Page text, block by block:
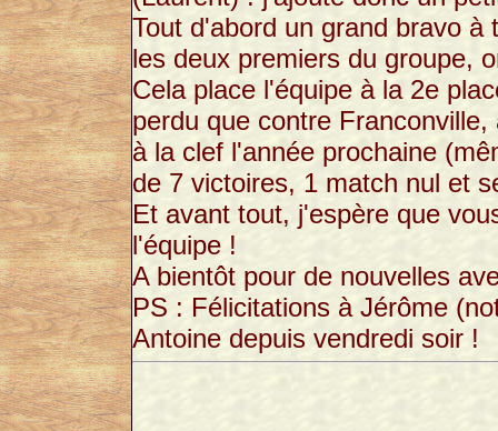
Tout d'abord un grand bravo
les deux premiers du groupe,
Cela place l'équipe à la 2e
perdu que contre
à la clef l'année prochaine
de 7 victoires, 1 match nul et
Et avant tout, j'espère que
l'équipe !
A bientôt pour de nouvelles
PS : Félicitations à Jérôme
Antoine depuis vendredi soir !